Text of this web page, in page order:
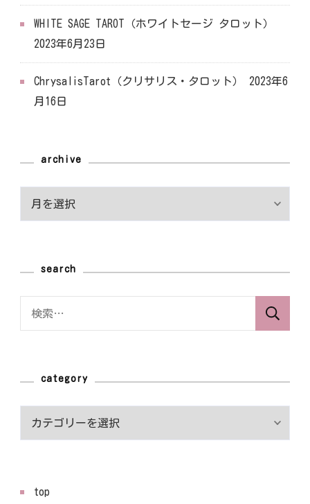
WHITE SAGE TAROT（ホワイトセージ タロット）
2023年6月23日
ChrysalisTarot（クリサリス・タロット）
2023年6
月16日
archive
search
category
top